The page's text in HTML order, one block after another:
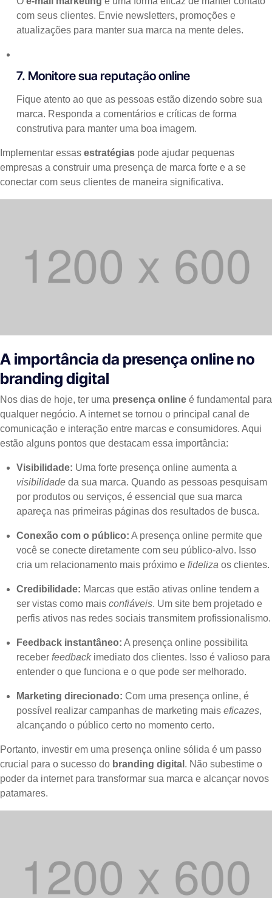
com seus clientes. Envie newsletters, promoções e
atualizações para manter sua marca na mente deles.
7. Monitore sua reputação online
Fique atento ao que as pessoas estão dizendo sobre sua
marca. Responda a comentários e críticas de forma
construtiva para manter uma boa imagem.
Implementar essas estratégias pode ajudar pequenas
empresas a construir uma presença de marca forte e a se
conectar com seus clientes de maneira significativa.
A importância da presença online no
branding digital
Nos dias de hoje, ter uma presença online é fundamental para
qualquer negócio. A internet se tornou o principal canal de
comunicação e interação entre marcas e consumidores. Aqui
estão alguns pontos que destacam essa importância:
Visibilidade: Uma forte presença online aumenta a
visibilidade da sua marca. Quando as pessoas pesquisam
por produtos ou serviços, é essencial que sua marca
apareça nas primeiras páginas dos resultados de busca.
Conexão com o público: A presença online permite que
você se conecte diretamente com seu público-alvo. Isso
cria um relacionamento mais próximo efideliza os clientes.
Credibilidade: Marcas que estão ativas online tendem a
ser vistas como maisconfiáveis. Um site bem projetado e
perfis ativos nas redes sociais transmitem profissionalismo.
Feedback instantâneo: A presença online possibilita
receberfeedbackimediato dos clientes. Isso é valioso para
entender o que funciona e o que pode ser melhorado.
Marketing direcionado: Com uma presença online, é
possível realizar campanhas de marketing maiseficazes,
alcançando o público certo no momento certo.
Portanto, investir em uma presença online sólida é um passo
crucial para o sucesso do branding digital . Não subestime o
poder da internet para transformar sua marca e alcançar novos
patamares.